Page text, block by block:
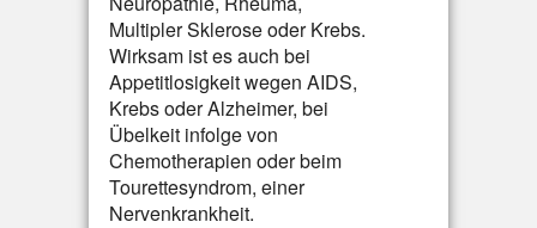
Multipler Sklerose oder Krebs.
Wirksam ist es auch bei
Appetitlosigkeit wegen AIDS,
Krebs oder Alzheimer, bei
Übelkeit infolge von
Chemotherapien oder beim
Tourettesyndrom, einer
Nervenkrankheit.